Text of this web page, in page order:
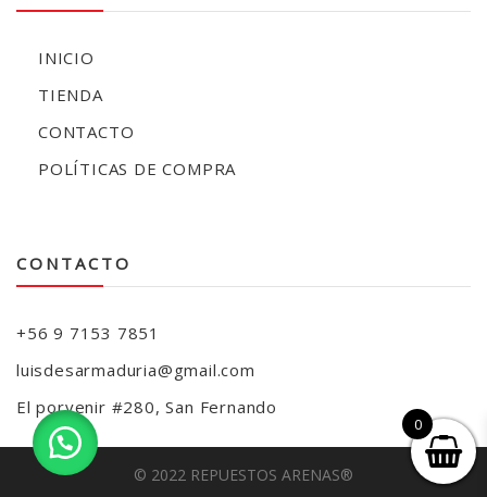
INICIO
TIENDA
CONTACTO
POLÍTICAS DE COMPRA
CONTACTO
+56 9 7153 7851
luisdesarmaduria@gmail.com
El porvenir #280, San Fernando
© 2022 REPUESTOS ARENAS®
0